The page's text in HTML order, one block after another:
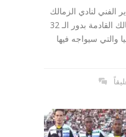
الفني لنادي الزمالك
على موعد اقامة مباراة الزمالك القادمة بدور الـ 32
والتي سيواجه فيها